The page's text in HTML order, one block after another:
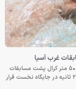
هومر عباسی، شناگر تیم ملی ایران، در دور مقدماتی ماده ۵۰ متر کرال پشت مسابقات